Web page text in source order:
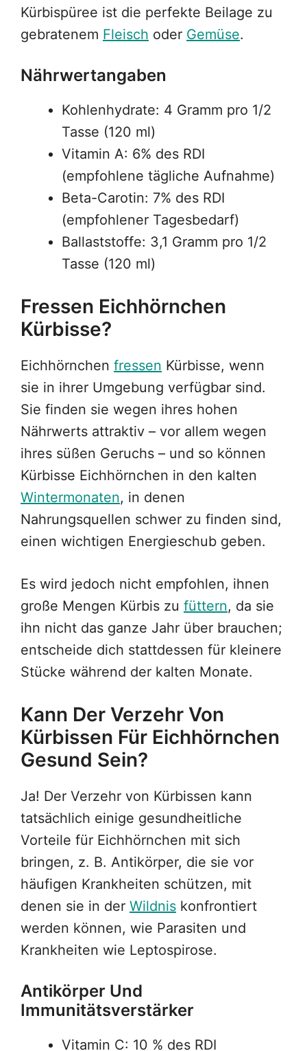
Kürbispüree ist die perfekte Beilage zu
gebratenem Fleisch oder Gemüse.
Nährwertangaben
Kohlenhydrate: 4 Gramm pro 1/2
Tasse (120 ml)
Vitamin A: 6% des RDI
(empfohlene tägliche Aufnahme)
Beta-Carotin: 7% des RDI
(empfohlener Tagesbedarf)
Ballaststoffe: 3,1 Gramm pro 1/2
Tasse (120 ml)
Fressen Eichhörnchen
Kürbisse?
Eichhörnchen fressen Kürbisse, wenn
sie in ihrer Umgebung verfügbar sind.
Sie finden sie wegen ihres hohen
Nährwerts attraktiv – vor allem wegen
ihres süßen Geruchs – und so können
Kürbisse Eichhörnchen in den kalten
Wintermonaten, in denen
Nahrungsquellen schwer zu finden sind,
einen wichtigen Energieschub geben.
Es wird jedoch nicht empfohlen, ihnen
große Mengen Kürbis zu füttern, da sie
ihn nicht das ganze Jahr über brauchen;
entscheide dich stattdessen für kleinere
Stücke während der kalten Monate.
Kann Der Verzehr Von
Kürbissen Für Eichhörnchen
Gesund Sein?
Ja! Der Verzehr von Kürbissen kann
tatsächlich einige gesundheitliche
Vorteile für Eichhörnchen mit sich
bringen, z. B. Antikörper, die sie vor
häufigen Krankheiten schützen, mit
denen sie in der Wildnis konfrontiert
werden können, wie Parasiten und
Krankheiten wie Leptospirose.
Antikörper Und
Immunitätsverstärker
Vitamin C: 10 % des RDI